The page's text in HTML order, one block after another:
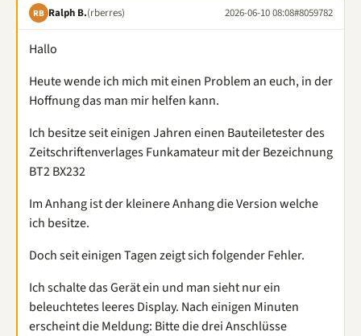
RB Ralph B.(rberres) 2026-06-10 08:08#8059782
Hallo
Heute wende ich mich mit einen Problem an euch, in der
Hoffnung das man mir helfen kann.
Ich besitze seit einigen Jahren einen Bauteiletester des
Zeitschriftenverlages Funkamateur mit der Bezeichnung
BT2 BX232
Im Anhang ist der kleinere Anhang die Version welche
ich besitze.
Doch seit einigen Tagen zeigt sich folgender Fehler.
Ich schalte das Gerät ein und man sieht nur ein
beleuchtetes leeres Display. Nach einigen Minuten
erscheint die Meldung: Bitte die drei Anschlüsse